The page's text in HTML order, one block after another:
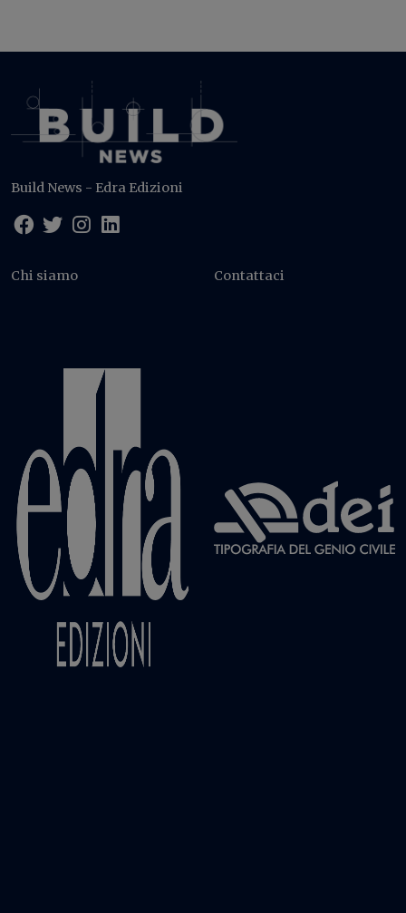
Build News - Edra Edizioni
Chi siamo Contattaci